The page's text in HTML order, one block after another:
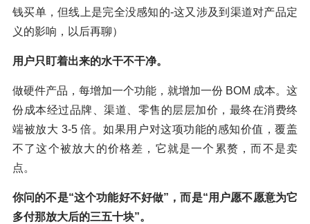
钱买单，但线上是完全没感知的-这又涉及到渠道对产品定
义的影响，以后再聊）
用户只盯着出来的水干不干净。
做硬件产品，每增加一个功能，就增加一份 BOM 成本。这
份成本经过品牌、渠道、零售的层层加价，最终在消费终
端被放大 3-5 倍。如果用户对这项功能的感知价值，覆盖
不了这个被放大的价格差，它就是一个累赘，而不是卖
点。
你问的不是“这个功能好不好做”，而是“用户愿不愿意为它
多付那放大后的三五十块”。